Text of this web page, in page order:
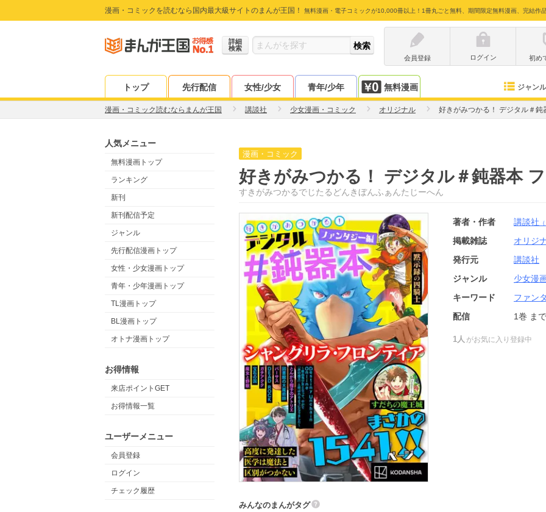
漫画・コミックを読むなら国内最大級サイトのまんが王国！ 無料漫画・電子コミックが10,000冊以上！1冊丸ごと無料、期間限定無料漫画、完結作
詳細
検索
会員登録
ログイン 初め
トップ 先行配信 女性/少女 青年/少年 無料漫画 ジャンル
漫画・コミック読むならまんが王国 講談社 少女漫画・コミック オリジナル 好きがみつかる！ デジタル＃鈍
人気メニュー
無料漫画トップ
ランキング
新刊
新刊配信予定
ジャンル
先行配信漫画トップ
女性・少女漫画トップ
青年・少年漫画トップ
TL漫画トップ
BL漫画トップ
オトナ漫画トップ
お得情報
来店ポイントGET
お得情報一覧
ユーザーメニュー
会員登録
ログイン
チェック履歴
漫画・コミック
好きがみつかる！ デジタル＃鈍器本
すきがみつかるでじたるどんきぼんふぁんたじーへん
著者・作者 講談社
掲載雑誌
オリジ
発行元
講談社
ジャンル
少女漫
キーワード
ファン
配信
1巻 ま
1人 がお気に入り登録中
みんなのまんがタグ